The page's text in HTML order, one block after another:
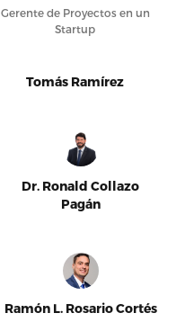
Gerente de Proyectos en un
Startup
Tomás Ramírez
Dr. Ronald Collazo
Pagán
Ramón L. Rosario Cortés